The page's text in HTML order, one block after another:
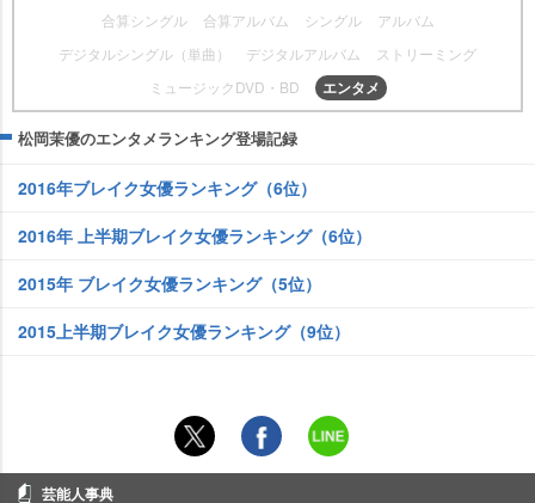
合算シングル 合算アルバム シングル
アルバム
デジタルシングル（単曲）
デジタルアルバム
ストリーミング
ミュージックDVD・BD
エンタメ
松岡茉優のエンタメランキング登場記録
2016年ブレイク女優ランキング（6位）
2016年 上半期ブレイク女優ランキング（6位）
2015年 ブレイク女優ランキング（5位）
2015上半期ブレイク女優ランキング（9位）
芸能人事典